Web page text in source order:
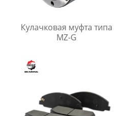
Кулачковая муфта типа
MZ-G